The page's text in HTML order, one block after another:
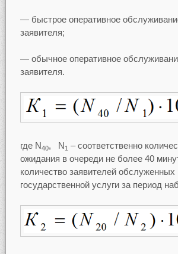
— быстрое оперативное
заявителя;
— обычное оперативное
заявителя.
где N40, N1 – соответственно
ожидания в очереди не более 40
количество заявителей обслуженных
государственной услуги за период